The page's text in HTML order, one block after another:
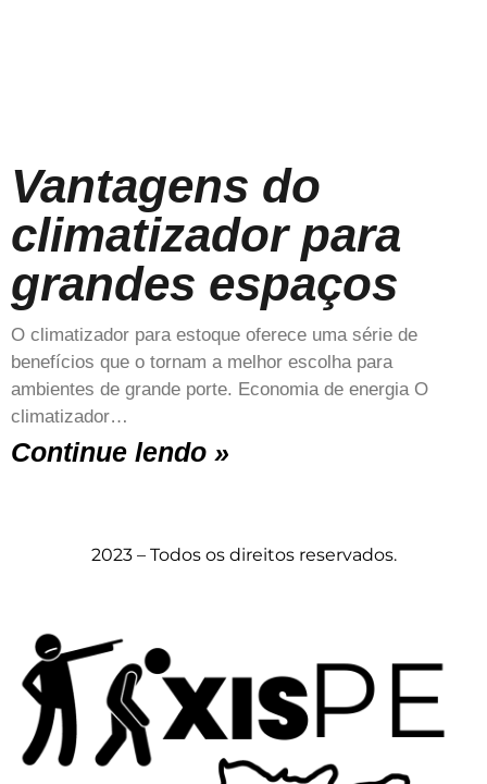
Vantagens do
climatizador para
grandes espaços
O climatizador para estoque oferece uma série de
benefícios que o tornam a melhor escolha para
ambientes de grande porte. Economia de energia O
climatizador…
Continue lendo »
2023 – Todos os direitos reservados.